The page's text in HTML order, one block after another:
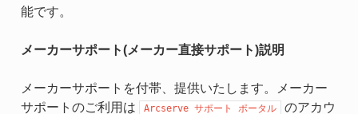
能です。
メーカーサポート(メーカー直接サポート)説明
メーカーサポートを付帯、提供いたします。メーカー
サポートのご利用は
Arcserve サポート ポータル
のアカウ